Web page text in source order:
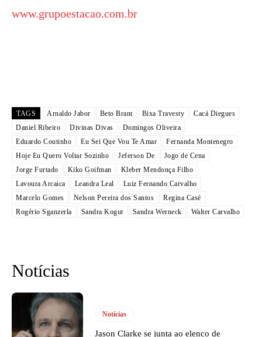
www.grupoestacao.com.br
TAGS Arnaldo Jabor Beto Brant Bixa Travesty
Cacá Diegues
Daniel Ribeiro
Divinas Divas
Domingos Oliveira
Eduardo Coutinho
Eu Sei Que Vou Te Amar
Fernanda Montenegro
Hoje Eu Quero Voltar Sozinho
Jeferson De
Jogo de Cena
Jorge Furtado
Kiko Goifman
Kleber Mendonça Filho
Lavoura Arcaica
Leandra Leal
Luiz Fernando Carvalho
Marcelo Gomes
Nelson Pereira dos Santos
Regina Casé
Rogério Sganzerla
Sandra Kogut Sandra Werneck Walter Carvalho
Notícias
Notícias
Jason Clarke se junta ao elenco de